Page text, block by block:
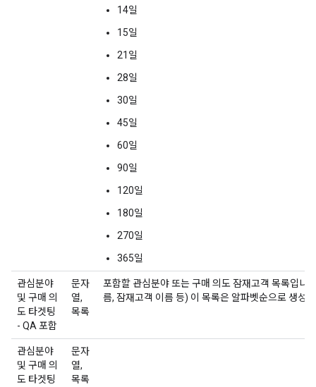
14일
15일
21일
28일
30일
45일
60일
90일
120일
180일
270일
365일
관심분야
및 구매 의
도 타겟팅
- QA 포함
문자
열,
목록
포함할 관심분야 또는 구매 의도 잠재고객 목록입니
름, 잠재고객 이름 등) 이 목록은 알파벳순으로 생성
관심분야
및 구매 의
도 타겟팅
문자
열,
목록